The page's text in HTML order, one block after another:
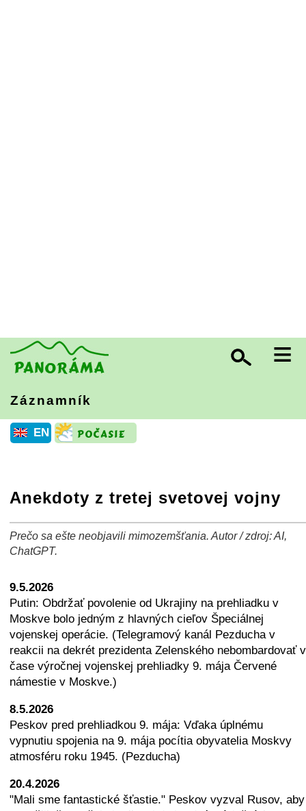
≡
Záznamník
EN
Anekdoty z tretej svetovej vojny
+
Prečo sa ešte neobjavili mimozemšťania. Autor / zdroj: AI,
ChatGPT.
9.5.2026
Putin: Obdržať povolenie od Ukrajiny na prehliadku v
Moskve bolo jedným z hlavných cieľov Špeciálnej
vojenskej operácie. (Telegramový kanál Pezducha v
reakcii na dekrét prezidenta Zelenského nebombardovať v
čase výročnej vojenskej prehliadky 9. mája Červené
námestie v Moskve.)
8.5.2026
Peskov pred prehliadkou 9. mája: Vďaka úplnému
vypnutiu spojenia na 9. mája pocítia obyvatelia Moskvy
atmosféru roku 1945. (Pezducha)
20.4.2026
"Mali sme fantastické šťastie." Peskov vyzval Rusov, aby